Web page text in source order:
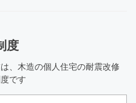
度
、木造の個人住宅の耐震改修
です